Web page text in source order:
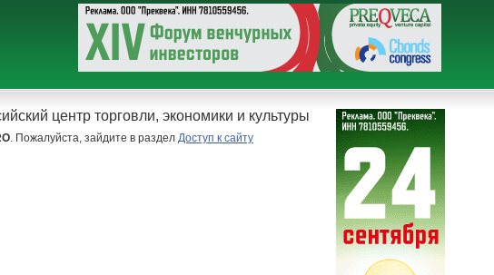
центр торговли, экономики и культуры
. Пожалуйста, зайдите в раздел Доступ к сайту